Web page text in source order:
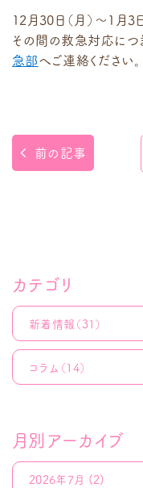
12月30日（月）〜1月3
その間の救急対応につ
急部へご連絡ください。
前の記事
カテゴリ
新着情報 （31）
コラム （14）
月別アーカイブ
2026年7月 (2)